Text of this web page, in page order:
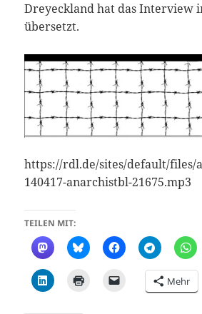
Dreyeckland hat das Interview
übersetzt.
https://rdl.de/sites/default/files/
140417-anarchistbl-21675.mp3
TEILEN MIT:
Mehr